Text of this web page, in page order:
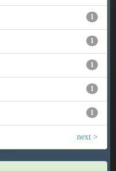
1
1
1
1
1
next >